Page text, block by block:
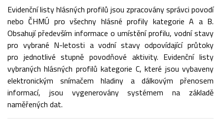
Evidenční listy hlásných profilů jsou zpracovány správci povodí
nebo ČHMÚ pro všechny hlásné profily kategorie A a B.
Obsahují především informace o umístění profilu, vodní stavy
pro vybrané N-letosti a vodní stavy odpovídající průtoky
pro jednotlivé stupně povodňové aktivity. Evidenční listy
vybraných hlásných profilů kategorie C, které jsou vybaveny
elektronickým snímačem hladiny a dálkovým přenosem
informací, jsou vygenerovány systémem na základě
naměřených dat.